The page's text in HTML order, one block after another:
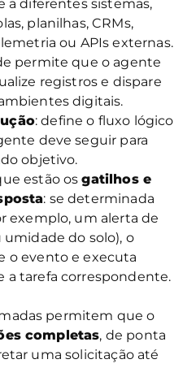
a diferentes sistemas,
planilhas, CRMs,
ou APIs externas.
permite que o agente
registros e dispare
digitais.
: define o fluxo lógico
deve seguir para
objetivo.
estão osgatilhos e
: se determinada
exemplo, um alerta de
do solo), o
o evento e executa
tarefa correspondente.
permitem que o
completas, de ponta
uma solicitação até